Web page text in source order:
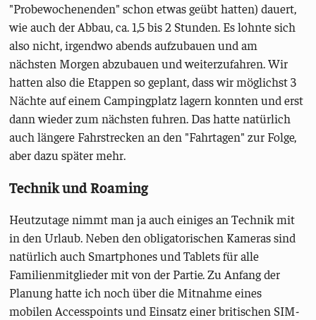
"Probewochenenden" schon etwas geübt hatten) dauert,
wie auch der Abbau, ca. 1,5 bis 2 Stunden. Es lohnte sich
also nicht, irgendwo abends aufzubauen und am
nächsten Morgen abzubauen und weiterzufahren. Wir
hatten also die Etappen so geplant, dass wir möglichst 3
Nächte auf einem Campingplatz lagern konnten und erst
dann wieder zum nächsten fuhren. Das hatte natürlich
auch längere Fahrstrecken an den "Fahrtagen" zur Folge,
aber dazu später mehr.
Technik und Roaming
Heutzutage nimmt man ja auch einiges an Technik mit
in den Urlaub. Neben den obligatorischen Kameras sind
natürlich auch Smartphones und Tablets für alle
Familienmitglieder mit von der Partie. Zu Anfang der
Planung hatte ich noch über die Mitnahme eines
mobilen Accesspoints und Einsatz einer britischen SIM-